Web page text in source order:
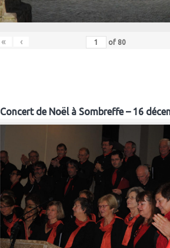
« ‹ of 80
Concert de Noël à Sombreffe – 16